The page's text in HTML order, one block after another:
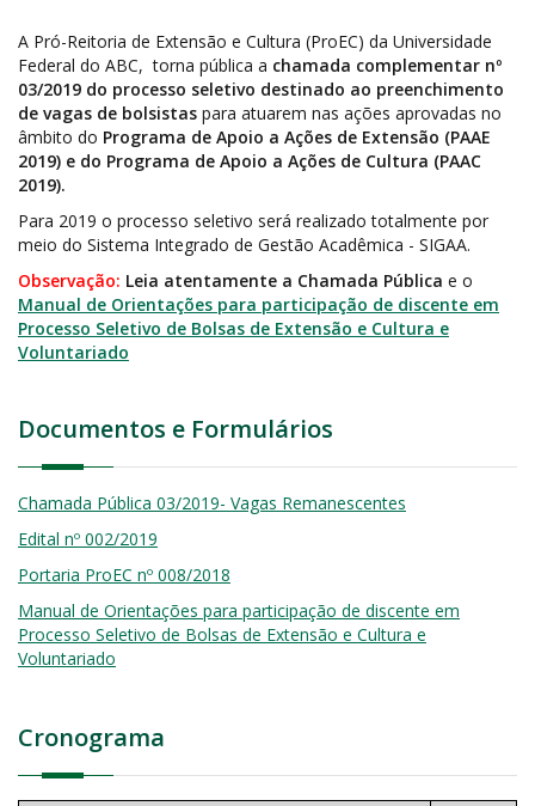
A Pró-Reitoria de Extensão e Cultura (ProEC) da Universidade
Federal do ABC, torna pública a chamada complementar nº
03/2019 do processo seletivo destinado ao preenchimento
de vagas de bolsistas para atuarem nas ações aprovadas no
âmbito do Programa de Apoio a Ações de Extensão (PAAE
2019) e do Programa de Apoio a Ações de Cultura (PAAC
2019).
Para 2019 o processo seletivo será realizado totalmente por
meio do Sistema Integrado de Gestão Acadêmica - SIGAA.
Observação: Leia atentamente a Chamada Pública e o
Manual de Orientações para participação de discente em
Processo Seletivo de Bolsas de Extensão e Cultura e
Voluntariado
Documentos e Formulários
Chamada Pública 03/2019- Vagas Remanescentes
Edital nº 002/2019
Portaria ProEC nº 008/2018
Manual de Orientações para participação de discente em
Processo Seletivo de Bolsas de Extensão e Cultura e
Voluntariado
Cronograma